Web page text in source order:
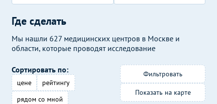
Где сделать
Мы нашли 627 медицинских центров в Москве и
области, которые проводят исследование
Сортировать по:
цене
рейтингу
рядом со мной
Фильтровать
Показать на карте